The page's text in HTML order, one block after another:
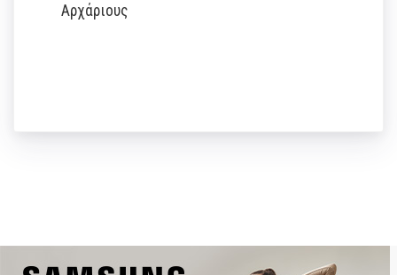
Αρχάριους